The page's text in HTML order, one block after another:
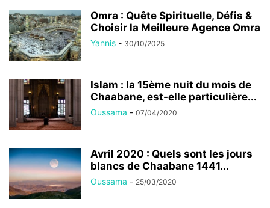
Omra : Quête Spirituelle, Défis &
Choisir la Meilleure Agence Omra
Yannis - 30/10/2025
Islam : la 15ème nuit du mois de
Chaabane, est-elle particulière...
Oussama - 07/04/2020
Avril 2020 : Quels sont les jours
blancs de Chaabane 1441...
Oussama - 25/03/2020